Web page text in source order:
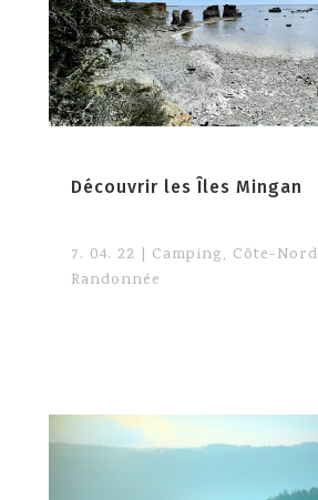
Découvrir les Îles Mingan
7. 04. 22 Camping, Côte-Nord
Randonnée